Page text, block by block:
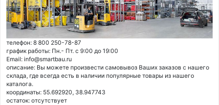
телефон: 8 800 250-78-87
график работы: Пн.- Пт. с 9:00 до 19:00
Email: info@smartbau.ru
описание: Вы можете произвести самовывоз Ваших заказов с нашего
склада, где всегда есть в наличии популярные товары из нашего
каталога.
координаты: 55.692920, 38.947743
остаток: отсутствует